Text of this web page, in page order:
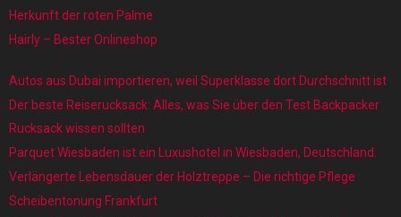
Herkunft der roten Palme
Hairly – Bester Onlineshop
Autos aus Dubai importieren, weil Superklasse dort Durchschnitt ist
Der beste Reiserucksack: Alles, was Sie über den Test Backpacker
Rucksack wissen sollten
Parquet Wiesbaden ist ein Luxushotel in Wiesbaden, Deutschland.
Verlängerte Lebensdauer der Holztreppe – Die richtige Pflege
Scheibentonung Frankfurt